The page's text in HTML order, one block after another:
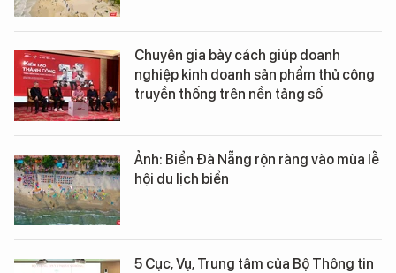
Chuyên gia bày cách giúp doanh
nghiệp kinh doanh sản phẩm thủ công
truyền thống trên nền tảng số
Ảnh: Biển Đà Nẵng rộn ràng vào mùa lễ
hội du lịch biển
5 Cục, Vụ, Trung tâm của Bộ Thông tin